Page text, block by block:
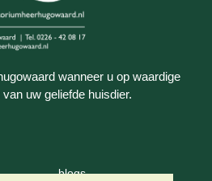
wanneer u op waardige
uw geliefde huisdier.
blogs